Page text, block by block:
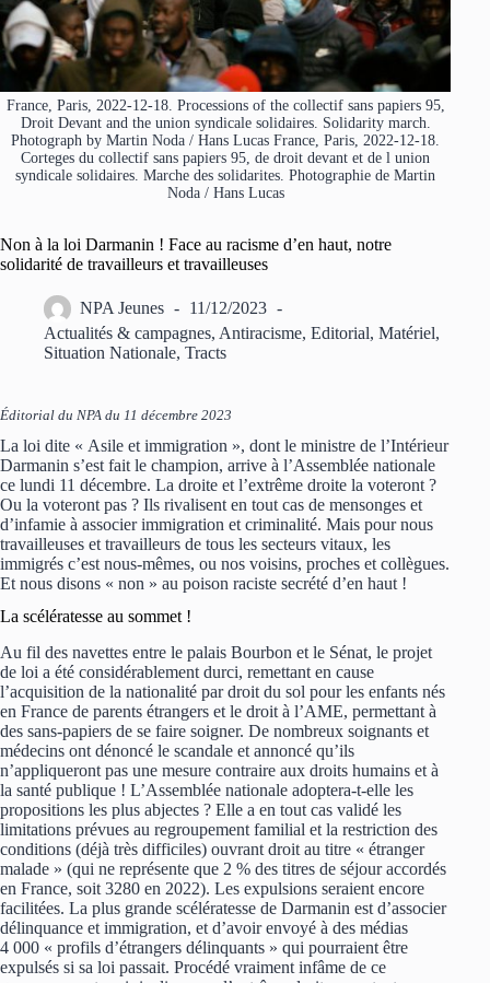
France, Paris, 2022-12-18. Processions of the collectif sans papiers 95,
Droit Devant and the union syndicale solidaires. Solidarity march.
Photograph by Martin Noda / Hans Lucas France, Paris, 2022-12-18.
Corteges du collectif sans papiers 95, de droit devant et de l union
syndicale solidaires. Marche des solidarites. Photographie de Martin
Noda / Hans Lucas
Non à la loi Darmanin ! Face au racisme d’en haut, notre
solidarité de travailleurs et travailleuses
NPA Jeunes
11/12/2023
Actualités & campagnes, Antiracisme, Editorial, Matériel,
Situation Nationale, Tracts
Éditorial du NPA du 11 décembre 2023
La loi dite « Asile et immigration », dont le ministre de l’Intérieur
Darmanin s’est fait le champion, arrive à l’Assemblée nationale
ce lundi 11 décembre. La droite et l’extrême droite la voteront ?
Ou la voteront pas ? Ils rivalisent en tout cas de mensonges et
d’infamie à associer immigration et criminalité. Mais pour nous
travailleuses et travailleurs de tous les secteurs vitaux, les
immigrés c’est nous-mêmes, ou nos voisins, proches et collègues.
Et nous disons « non » au poison raciste secrété d’en haut !
La scélératesse au sommet !
Au fil des navettes entre le palais Bourbon et le Sénat, le projet
de loi a été considérablement durci, remettant en cause
l’acquisition de la nationalité par droit du sol pour les enfants nés
en France de parents étrangers et le droit à l’AME, permettant à
des sans-papiers de se faire soigner. De nombreux soignants et
médecins ont dénoncé le scandale et annoncé qu’ils
n’appliqueront pas une mesure contraire aux droits humains et à
la santé publique ! L’Assemblée nationale adoptera-t-elle les
propositions les plus abjectes ? Elle a en tout cas validé les
limitations prévues au regroupement familial et la restriction des
conditions (déjà très difficiles) ouvrant droit au titre « étranger
malade » (qui ne représente que 2 % des titres de séjour accordés
en France, soit 3280 en 2022). Les expulsions seraient encore
facilitées. La plus grande scélératesse de Darmanin est d’associer
délinquance et immigration, et d’avoir envoyé à des médias
4 000 « profils d’étrangers délinquants » qui pourraient être
expulsés si sa loi passait. Procédé vraiment infâme de ce